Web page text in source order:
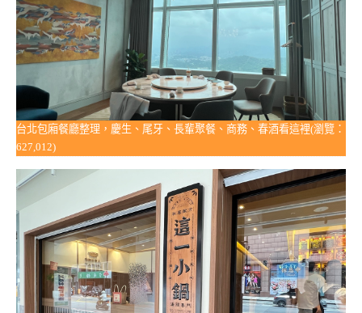
台北包廂餐廳整理，慶生、尾牙、長輩聚餐、商務、春酒看這裡(瀏覽：
627,012)